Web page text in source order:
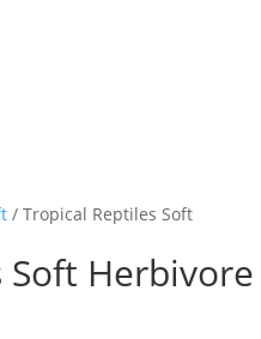
/ Tropical Reptiles Soft
Herbivore